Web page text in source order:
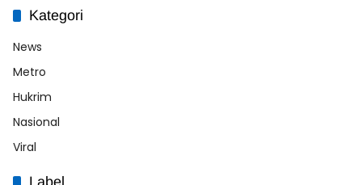
Kategori
News
Metro
Hukrim
Nasional
Viral